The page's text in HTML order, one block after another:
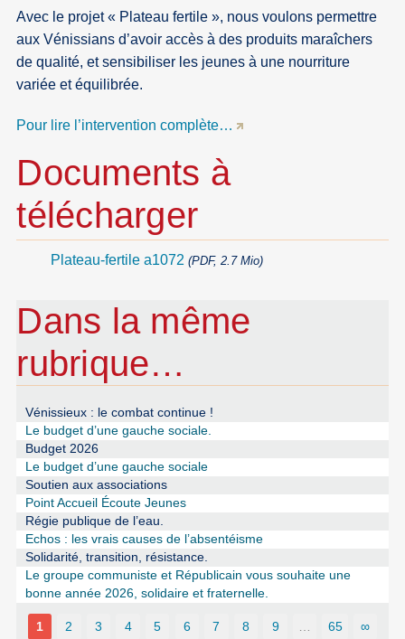
Avec le projet « Plateau fertile », nous voulons permettre
aux Vénissians d’avoir accès à des produits maraîchers
de qualité, et sensibiliser les jeunes à une nourriture
variée et équilibrée.
Pour lire l’intervention complète…
Documents à
télécharger
Plateau-fertile a1072 (PDF, 2.7 Mio)
Dans la même
rubrique…
Vénissieux : le combat continue !
Le budget d’une gauche sociale.
Budget 2026
Le budget d’une gauche sociale
Soutien aux associations
Point Accueil Écoute Jeunes
Régie publique de l’eau.
Echos : les vrais causes de l’absentéisme
Solidarité, transition, résistance.
Le groupe communiste et Républicain vous souhaite une
bonne année 2026, solidaire et fraternelle.
1 2 3 4 5 6 7 8 9 65 ∞